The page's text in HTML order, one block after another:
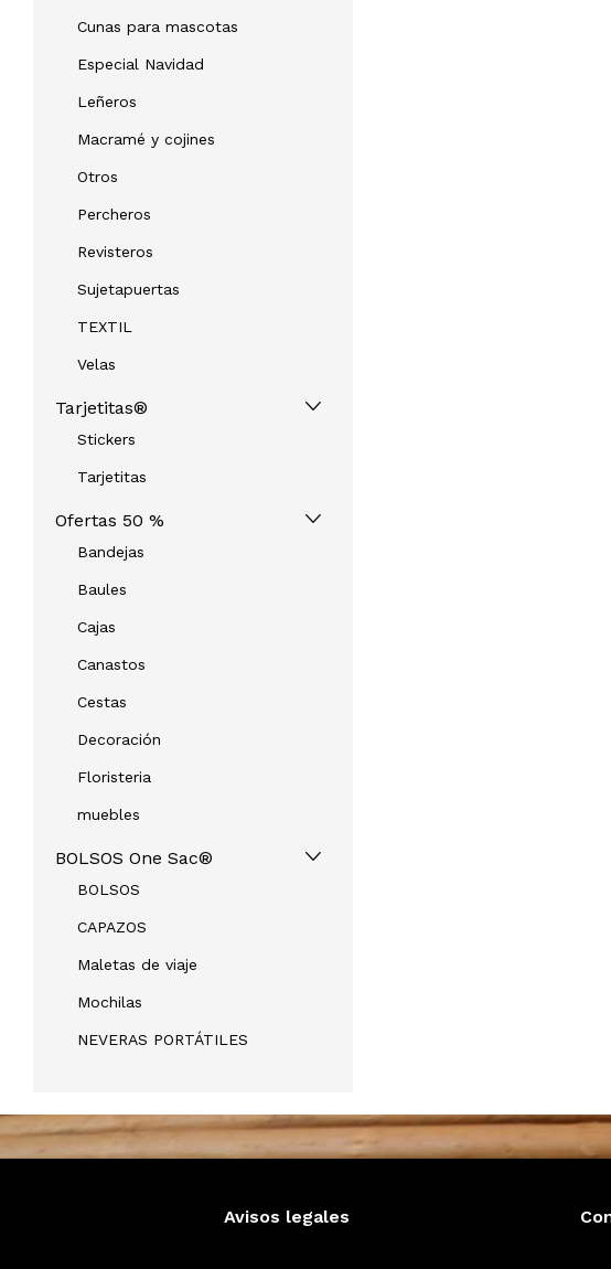
Cunas para mascotas
Especial Navidad
Leñeros
Macramé y cojines
Otros
Percheros
Revisteros
Sujetapuertas
TEXTIL
Velas
Tarjetitas®
Stickers
Tarjetitas
Ofertas 50 %
Bandejas
Baules
Cajas
Canastos
Cestas
Decoración
Floristeria
muebles
BOLSOS One Sac®
BOLSOS
CAPAZOS
Maletas de viaje
Mochilas
NEVERAS PORTÁTILES
Avisos legales